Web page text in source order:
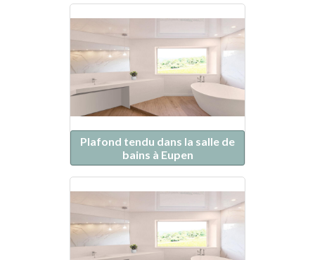
Plafond tendu dans la salle de
bains à Eupen